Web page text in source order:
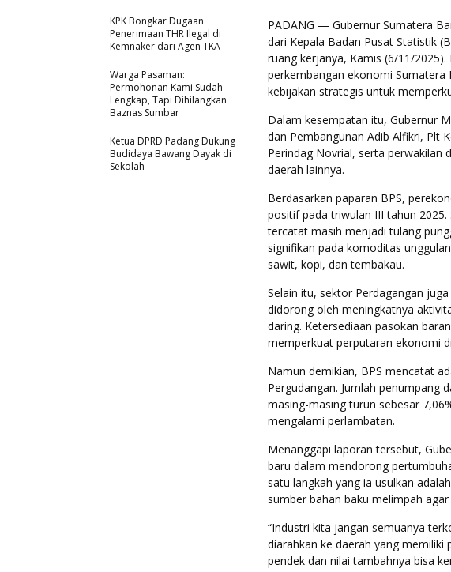
PADANG — Gubernur Sumatera
dari Kepala Badan Pusat Statistik
ruang kerjanya, Kamis (6/11/
perkembangan ekonomi
kebijakan strategis untuk
Dalam kesempatan itu, Gubernur
dan Pembangunan Adib Alfikri, Plt
Perindag Novrial, serta perwakilan
daerah lainnya.
Berdasarkan paparan BPS,
positif pada triwulan III tahun
tercatat masih menjadi tulang
signifikan pada komoditas
sawit, kopi, dan tembakau.
Selain itu, sektor Perdagangan
didorong oleh meningkatnya
daring. Ketersediaan pasokan
memperkuat perputaran ekonomi
Namun demikian, BPS mencatat
Pergudangan. Jumlah penumpang
masing-masing turun sebesar
mengalami perlambatan.
Menanggapi laporan tersebut,
baru dalam mendorong
satu langkah yang ia usulkan
sumber bahan baku melimpah
“Industri kita jangan semuanya
diarahkan ke daerah yang memiliki
pendek dan nilai tambahnya bisa
KPK Bongkar Dugaan
Penerimaan THR Ilegal di
Kemnaker dari Agen TKA
Warga Pasaman:
Permohonan Kami Sudah
Lengkap, Tapi Dihilangkan
Baznas Sumbar
Ketua DPRD Padang Dukung
Budidaya Bawang Dayak di
Sekolah